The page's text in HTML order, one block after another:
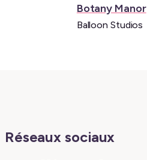
Jeu
vidéo:
Botany Manor
Balloon Studios
Réseaux sociaux